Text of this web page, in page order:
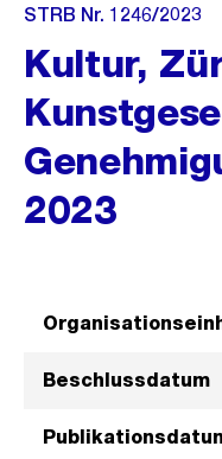
STRB Nr. 1246/2023
Kultur,
2023
Beschlussdatum